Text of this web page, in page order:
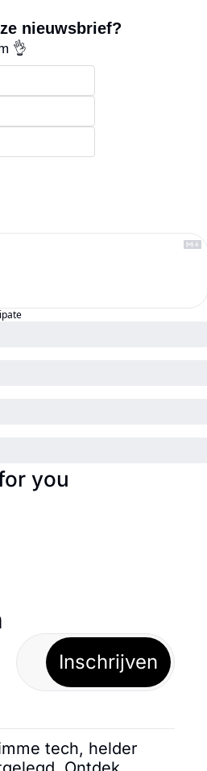
nieuwsbrief?
👌
you
Inschrijven
tech, helder